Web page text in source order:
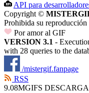
API para
Copyright ©
Prohibida su
Por amor al GIF
VERSION 3.1 -
with 28 queries to the
/mistergif.fanpage
RSS
9.08MGIFS